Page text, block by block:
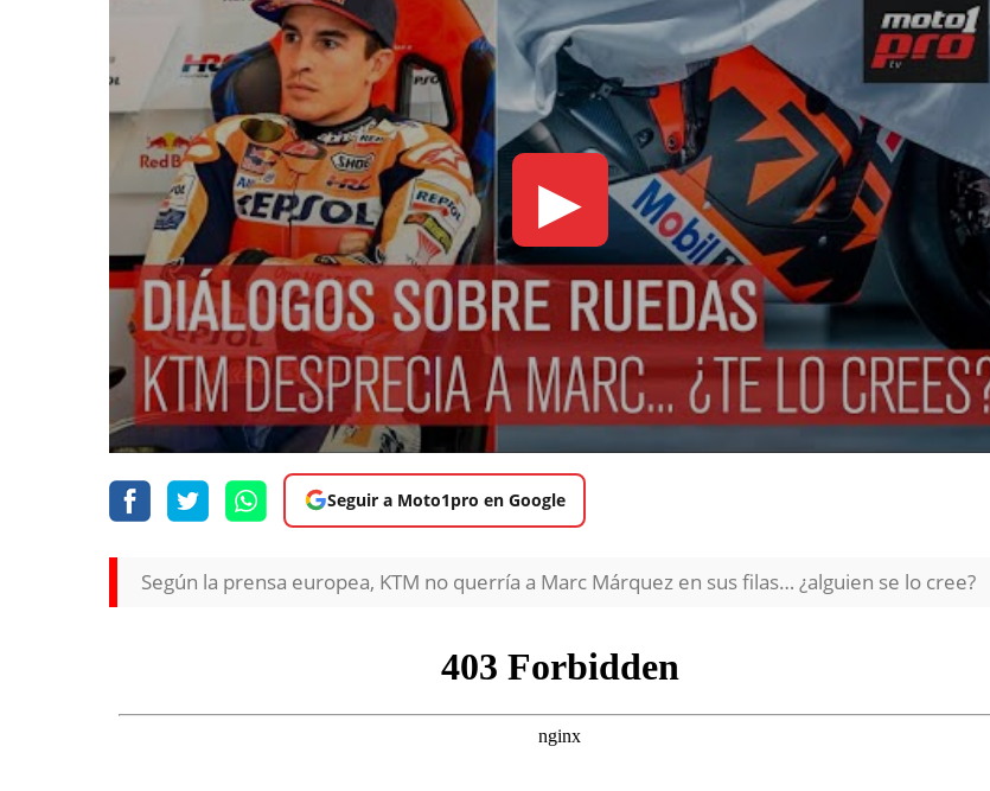
▶
Seguir a Moto1pro en Google
Según la prensa europea, KTM no querría a Marc Márquez en sus filas… ¿alguien se lo cree?